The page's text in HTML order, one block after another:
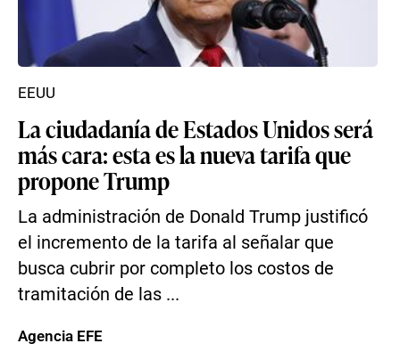
La ciudadanía de Estados Unidos será
más cara: esta es la nueva tarifa que
propone Trump
La administración de Donald Trump justificó
el incremento de la tarifa al señalar que
busca cubrir por completo los costos de
tramitación de las ...
EEUU
Agencia EFE